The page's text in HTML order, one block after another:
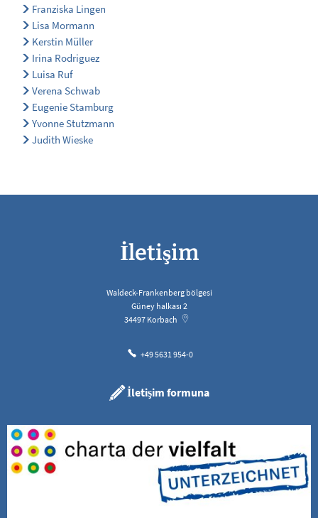
Franziska Lingen
Lisa Mormann
Kerstin Müller
Irina Rodriguez
Luisa Ruf
Verena Schwab
Eugenie Stamburg
Yvonne Stutzmann
Judith Wieske
İletişim
Waldeck-Frankenberg bölgesi
Güney halkası 2
34497 Korbach
+49 5631 954-0
İletişim formuna